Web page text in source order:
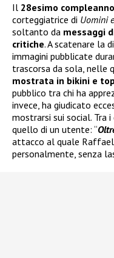
Il 28esimo compleanno
corteggiatrice di Uomini
soltanto da messaggi
critiche. A scatenare la
immagini pubblicate
trascorsa da sola, nelle
mostrata in bikini e
pubblico tra chi ha
invece, ha giudicato
mostrarsi sui social. Tra
quello di un utente: “
attacco al quale
personalmente, senza